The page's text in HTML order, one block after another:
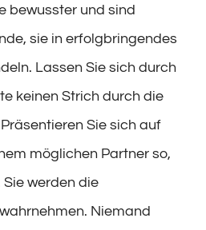
bewusster und sind
sie in erfolgbringendes
Lassen Sie sich durch
keinen Strich durch die
Sie sich auf
möglichen Partner so,
Sie werden die
Niemand